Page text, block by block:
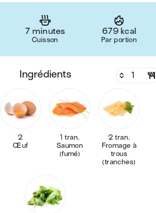
7 minutes
Cuisson
679 kcal
Par portion
ingrédients
2
Œuf
1 tran.
Saumon
(fumé)
2 tran.
Fromage à
trous
(tranches)